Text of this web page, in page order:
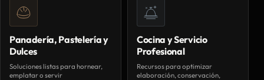
Panadería, Pastelería y
Dulces
Soluciones listas para hornear,
emplatar o servir
Cocina y Servicio
Profesional
Recursos para optimizar
elaboración, conservación,